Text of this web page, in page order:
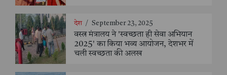
देश / September 23, 2025
वस्त्र मंत्रालय ने 'स्वच्छता ही सेवा अभियान
2025' का किया भव्य आयोजन, देशभर में
चली स्वच्छता की अलख